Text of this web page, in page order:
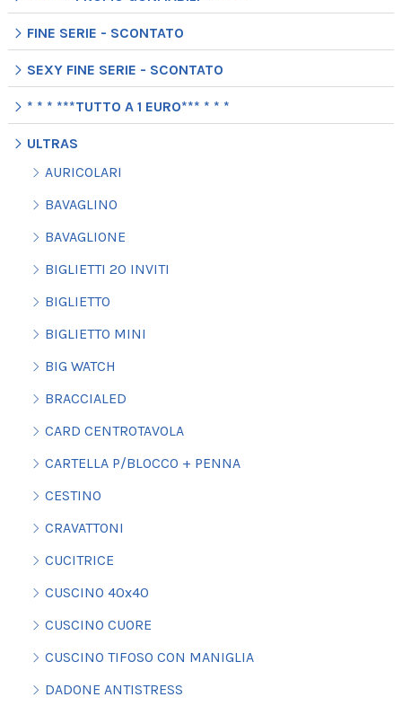
FINE SERIE - SCONTATO
SEXY FINE SERIE - SCONTATO
* * * ***TUTTO A 1 EURO*** * * *
ULTRAS
AURICOLARI
BAVAGLINO
BAVAGLIONE
BIGLIETTI 20 INVITI
BIGLIETTO
BIGLIETTO MINI
BIG WATCH
BRACCIALED
CARD CENTROTAVOLA
CARTELLA P/BLOCCO + PENNA
CESTINO
CRAVATTONI
CUCITRICE
CUSCINO 40x40
CUSCINO CUORE
CUSCINO TIFOSO CON MANIGLIA
DADONE ANTISTRESS